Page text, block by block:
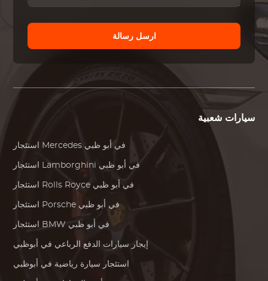
ارسل رسالة
سيارات شعبية
Mercedes في أبو ظبي
Lamborghini في أبو ظبي
Rolls Royce في أبو ظبي
Porsche في أبو ظبي
BMW في أبو ظبي
إيجار سيارات الدفع الرباعي في أبوظبي
استئجار سيارة رياضية في أبوظبي